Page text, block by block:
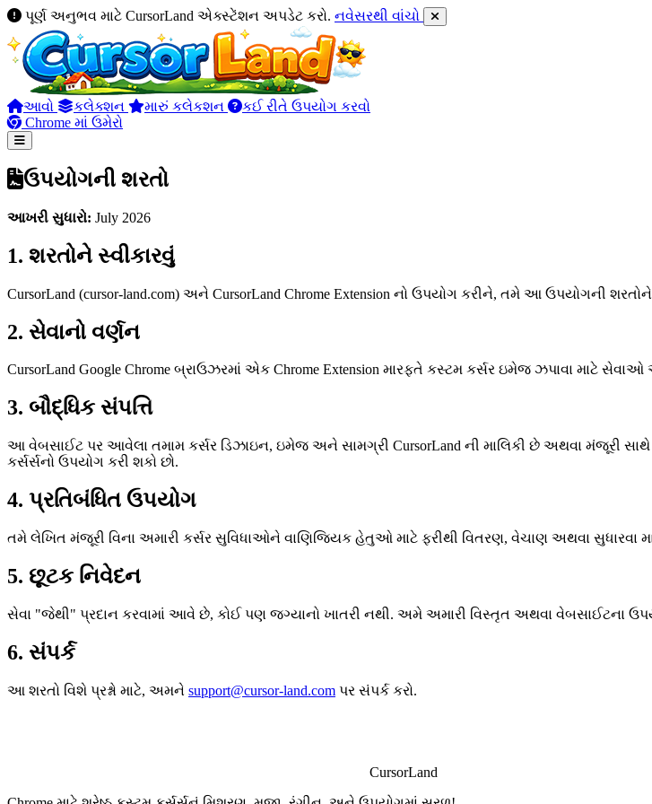
પૂર્ણ અનુભવ માટે CursorLand એક્સ્ટેંશન અપડેટ કરો. નવેસરથી વાંચો
આવો કલેક્શન મારું કલેકશન
કઈ રીતે ઉપયોગ કરવો
Chrome માં ઉમેરો
ઉપયોગની શરતો
આખરી સુધારો: July 2026
1. શરતોને સ્વીકારવું
CursorLand (cursor-land.com) અને CursorLand Chrome Extension નો ઉપયોગ કરીને, તમે આ ઉપયોગની શરતોને
2. સેવાનો વર્ણન
CursorLand Google Chrome બ્રાઉઝરમાં એક Chrome Extension મારફતે કસ્ટમ કર્સર ઇમેજ ઝપાવા માટે
3. બૌદ્ધિક સંપત્તિ
આ વેબસાઈટ પર આવેલા તમામ કર્સર ડિઝાઇન, ઇમેજ અને સામગ્રી CursorLand ની માલિકી છે અથવા મંજૂરી
કર્સર્સનો ઉપયોગ કરી શકો છો.
4. પ્રતિબંધિત ઉપયોગ
તમે લેખિત મંજૂરી વિના અમારી કર્સર સુવિધાઓને વાણિજ્યિક હેતુઓ માટે ફરીથી વિતરણ, વેચાણ અથવા સુધારવા
5. છૂટક નિવેદન
સેવા "જેથી" પ્રદાન કરવામાં આવે છે, કોઈ પણ જગ્યાનો ખાતરી નથી. અમે અમારી વિસ્તૃત અથવા વેબસાઈટના
6. સંપર્ક
આ શરતો વિશે પ્રશ્નો માટે, અમને support@cursor-land.com પર સંપર્ક કરો.
CursorLand